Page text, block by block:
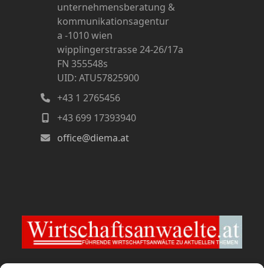
unternehmensberatung &
kommunikationsagentur
a -1010 wien
wipplingerstrasse 24-26/17a
FN 355548s
UID: ATU57825900
+43 1 2765456
+43 699 17393940
office@diema.at